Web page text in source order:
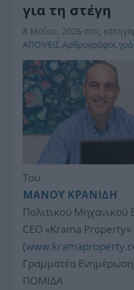
για τη στέγη
8 Μαΐου, 2026 στις
ΑΠΟΨΕΙΣ,Αρθρογράφοι,
Του
ΜΑΝΟΥ ΚΡΑΝΙΔΗ
Πολιτικού Μηχανικού
CEO «Krama Property»
(
Γραμματέα
ΠΟΜΙΔΑ